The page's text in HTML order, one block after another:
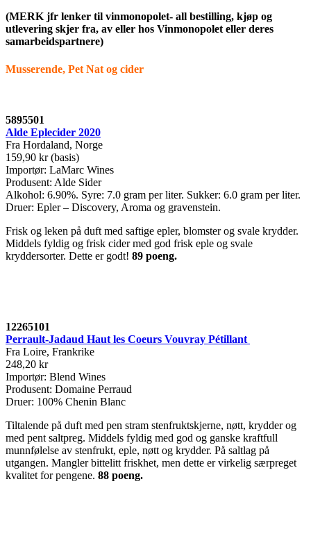
(MERK jfr lenker til vinmonopolet- all bestilling, kjøp og
utlevering skjer fra, av eller hos Vinmonopolet eller deres
samarbeidspartnere)
Musserende, Pet Nat og cider
5895501
Alde Eplecider 2020
Fra Hordaland, Norge
159,90 kr (basis)
Importør: LaMarc Wines
Produsent: Alde Sider
Alkohol: 6.90%. Syre: 7.0 gram per liter. Sukker: 6.0 gram per liter.
Druer: Epler – Discovery, Aroma og gravenstein.
Frisk og leken på duft med saftige epler, blomster og svale krydder.
Middels fyldig og frisk cider med god frisk eple og svale
kryddersorter. Dette er godt! 89 poeng.
12265101
Perrault-Jadaud Haut les Coeurs Vouvray Pétillant
Fra Loire, Frankrike
248,20 kr
Importør: Blend Wines
Produsent: Domaine Perraud
Druer: 100% Chenin Blanc
Tiltalende på duft med pen stram stenfruktskjerne, nøtt, krydder og
med pent saltpreg. Middels fyldig med god og ganske kraftfull
munnfølelse av stenfrukt, eple, nøtt og krydder. På saltlag på
utgangen. Mangler bittelitt friskhet, men dette er virkelig særpreget
kvalitet for pengene. 88 poeng.